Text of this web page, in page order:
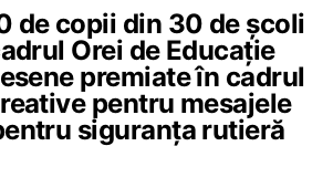
de copii din 30 de școli
Orei de Educație
premiate în cadrul
pentru mesajele
siguranța rutieră